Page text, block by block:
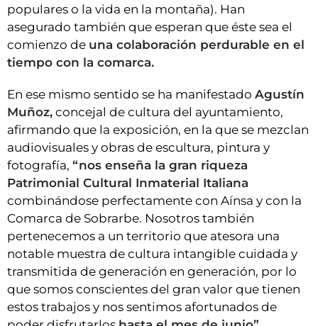
populares o la vida en la montaña). Han
asegurado también que esperan que éste sea el
comienzo de una colaboración perdurable en el
tiempo con la comarca.
En ese mismo sentido se ha manifestado Agustín
Muñoz, concejal de cultura del ayuntamiento,
afirmando que la exposición, en la que se mezclan
audiovisuales y obras de escultura, pintura y
fotografía, “nos enseña la gran riqueza
Patrimonial Cultural Inmaterial Italiana
combinándose perfectamente con Aínsa y con la
Comarca de Sobrarbe. Nosotros también
pertenecemos a un territorio que atesora una
notable muestra de cultura intangible cuidada y
transmitida de generación en generación, por lo
que somos conscientes del gran valor que tienen
estos trabajos y nos sentimos afortunados de